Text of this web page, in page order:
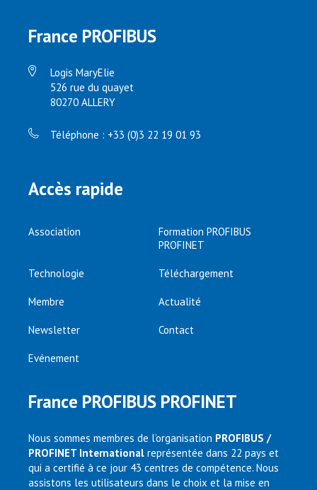
France PROFIBUS
Logis MaryElie
526 rue du quayet
80270 ALLERY
Téléphone : +33 (0)3 22 19 01 93
Accès rapide
Association
Formation PROFIBUS
PROFINET
Technologie Téléchargement
Membre Actualité
Newsletter Contact
Evénement
France PROFIBUS PROFINET
Nous sommes membres de l’organisation PROFIBUS /
PROFINET International représentée dans 22 pays et
qui a certifié à ce jour 43 centres de compétence. Nous
assistons les utilisateurs dans le choix et la mise en